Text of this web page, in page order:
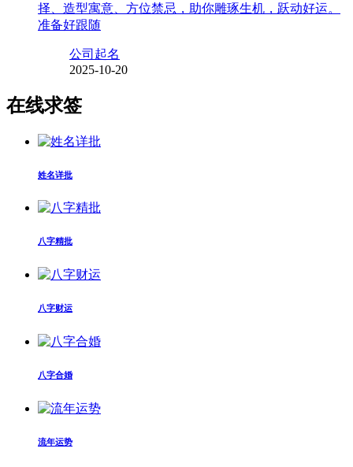
择、造型寓意、方位禁忌，助你雕琢生机，跃动好运。
准备好跟随
公司起名
2025-10-20
在线求签
姓名详批
八字精批
八字财运
八字合婚
流年运势